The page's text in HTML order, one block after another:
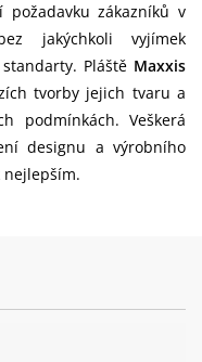
zákazníků v
jakýchkoli vyjímek
Pláště Maxxis
tvorby jejich tvaru a
podmínkách. Veškerá
designu a výrobního